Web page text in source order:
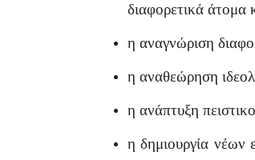
διαφορετικά άτομα
η αναγνώριση
η αναθεώρηση
η ανάπτυξη
η δημιουργία νέων